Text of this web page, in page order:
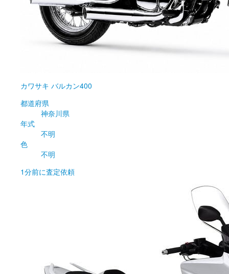
カワサキ バルカン400
都道府県
神奈川県
年式
不明
色
不明
1分前に査定依頼